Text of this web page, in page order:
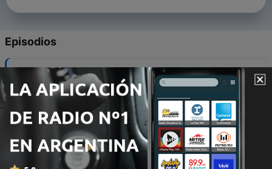
Episodios
299 - Programa Rockabilly 83C
14 mayo 2026
298 - Programa Rockabilly 83B
14 mayo 2026
297 - Programa Rockabilly 83A
14 mayo 2026